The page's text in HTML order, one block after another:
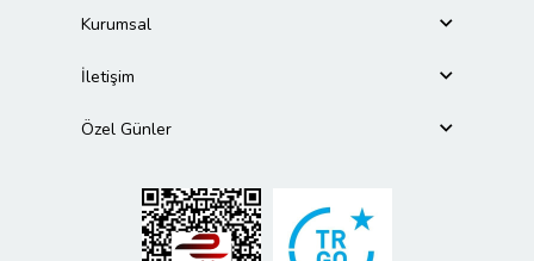
Kurumsal
İletişim
Özel Günler